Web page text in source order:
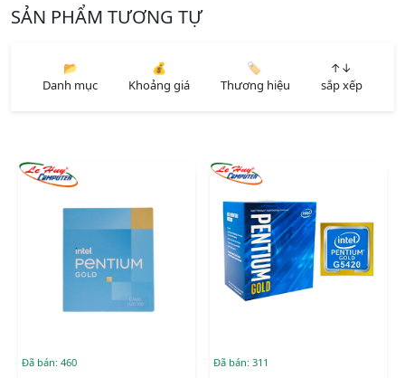
SẢN PHẨM TƯƠNG TỰ
📂
Danh mục
💰
Khoảng giá
🏷️
Thương hiệu
↑↓
sắp xếp
Đã bán: 460 Đã bán: 311